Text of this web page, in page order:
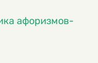
афоризмов-